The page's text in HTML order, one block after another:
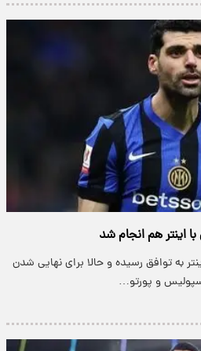
اینتر هم انجام شد
به توافق رسیده و حالا برای نهایی شدن
و پورتو…